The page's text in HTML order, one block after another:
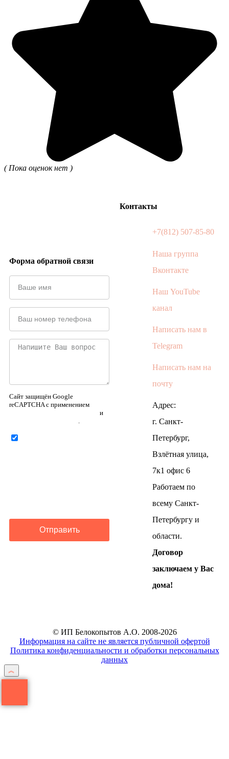
( Пока оценок нет )
Форма обратной связи
Сайт защищён Google
reCAPTCHA с применением
и
Отправить
Контакты
+7(812) 507-85-80
Наша группа
Вконтакте
Наш YouTube
канал
Написать нам в
Telegram
Написать нам на
почту
Адрес:
г. Санкт-
Петербург,
Взлётная улица,
7к1 офис 6
Работаем по
всему Санкт-
Петербургу и
области.
Договор
заключаем у Вас
дома!
© ИП Белокопытов А.О. 2008-2026
Информация на сайте не является публичной офертой
Политика конфиденциальности и обработки персональных
данных